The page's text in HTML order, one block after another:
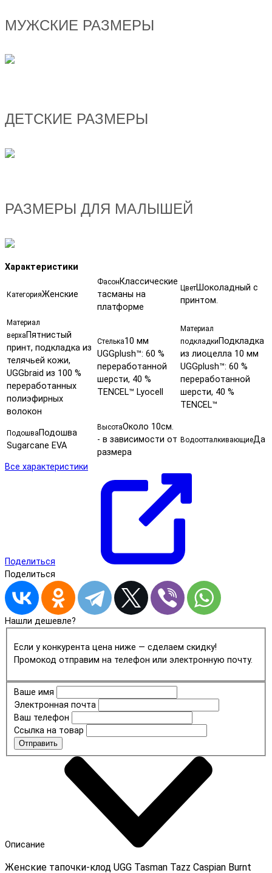
МУЖСКИЕ РАЗМЕРЫ
ДЕТСКИЕ РАЗМЕРЫ
РАЗМЕРЫ ДЛЯ МАЛЫШЕЙ
Характеристики
КатегорияЖенские
Фасон Классические
тасманы на
платформе
ЦветШоколадный с
принтом.
Материал
верха Пятнистый
принт, подкладка из
телячьей кожи,
UGGbraid из 100 %
переработанных
полиэфирных
волокон
Стелька10 мм
UGGplush™: 60 %
переработанной
шерсти, 40 %
TENCEL™ Lyocell
Материал
подкладки Подкладка
из лиоцелла 10 мм
UGGplush™: 60 %
переработанной
шерсти, 40 %
TENCEL™
Подошва Подошва
Sugarcane EVA
ВысотаОколо 10см.
- в зависимости от
размера
ВодоотталкивающиеДа
Все характеристики
Поделиться
Поделиться
Нашли дешевле?
Если у конкурента цена ниже — сделаем скидку!
Промокод отправим на телефон или электронную почту.
Ваше имя
Электронная почта
Ваш телефон
Ссылка на товар
Отправить
Описание
Женские тапочки-клод UGG Tasman Tazz Caspian Burnt